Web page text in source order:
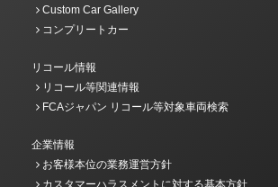
Custom Car Gallery
コンプリートカー
リコール情報
リコール等関連情報
FCAジャパン リコール等対象車両検索
企業情報
お客様本位の業務運営方針
カスタマーハラスメントに対する基本方針